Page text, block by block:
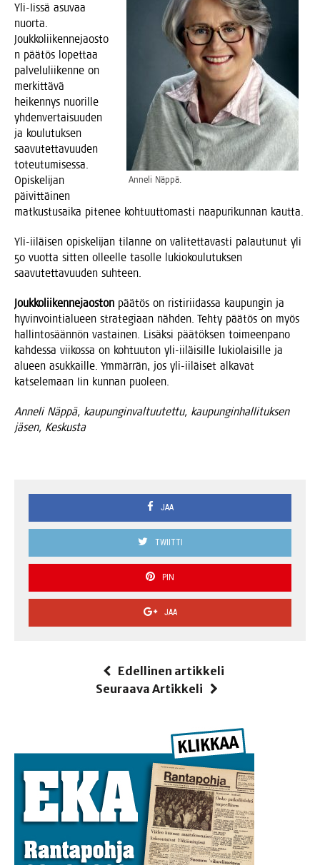
Anne­li Näppä.
Yli-Iis­sä asu­vaa
nuor­ta.
Jouk­ko­lii­ken­ne­jaos­to
n pää­tös lopet­taa
pal­ve­lu­lii­ken­ne on
mer­kit­tä­vä
hei­ken­nys nuo­ril­le
yhden­ver­tai­suu­den
ja kou­lu­tuk­sen
saa­vu­tet­ta­vuu­den
toteu­tu­mi­ses­sa.
Opis­ke­li­jan
päi­vit­täi­nen
mat­kus­tusai­ka pite­nee koh­tuut­to­mas­ti naa­pu­ri­kun­nan kautta.
Yli-iiläi­sen opis­ke­li­jan tilan­ne on vali­tet­ta­vas­ti palau­tu­nut yli
50 vuot­ta sit­ten olleel­le tasol­le lukio­kou­lu­tuk­sen
saa­vu­tet­ta­vuu­den suhteen.
Jouk­ko­lii­ken­ne­jaos­ton pää­tös on ris­ti­rii­das­sa kau­pun­gin ja
hyvin­voin­tia­lu­een stra­te­gi­aan näh­den. Teh­ty pää­tös on myös
hal­lin­to­sään­nön vas­tai­nen. Lisäk­si pää­tök­sen toi­meen­pa­no
kah­des­sa vii­kos­sa on koh­tuu­ton yli-iiläi­sil­le lukio­lai­sil­le ja
alu­een asuk­kail­le. Ymmär­rän, jos yli-iiläi­set alka­vat
kat­se­le­maan Iin kun­nan puoleen.
Anne­li Näp­pä, kau­pun­gin­val­tuu­tet­tu, kau­pun­gin­hal­li­tuk­sen
jäsen, Keskusta
JAA
TWIITTI
PIN
JAA
Edellinen artikkeli
Seuraava Artikkeli